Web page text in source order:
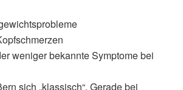
weniger bekannte Symptome bei
sich „klassisch“. Gerade bei